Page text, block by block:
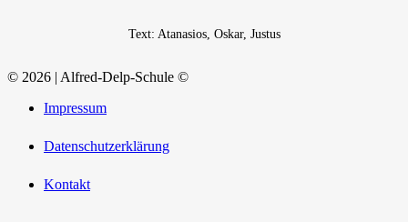
Text: Atanasios, Oskar, Justus
© 2026 | Alfred-Delp-Schule ©
Impressum
Datenschutzerklärung
Kontakt